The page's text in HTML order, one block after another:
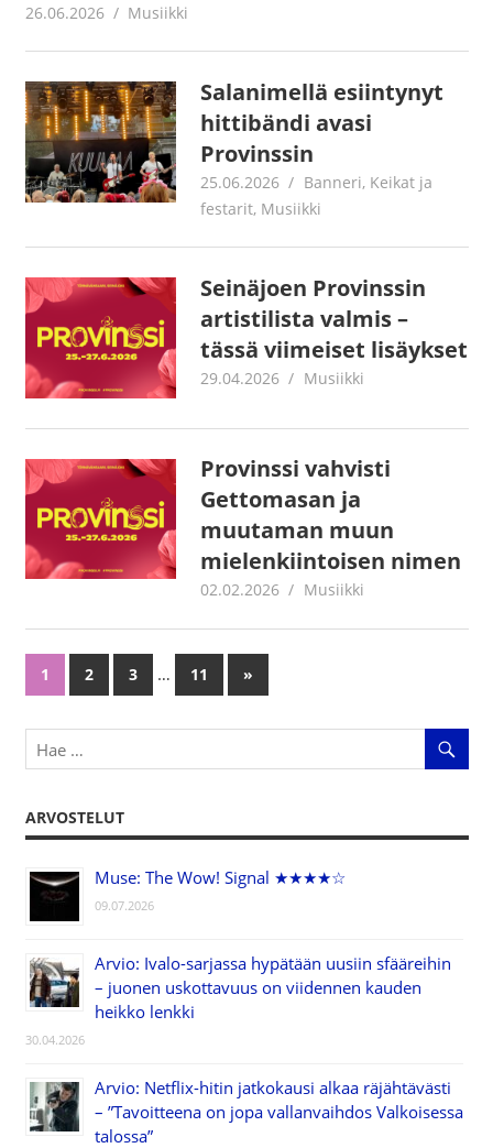
26.06.2026 Juha Kaunisto
Musiikki
Salanimellä esiintynyt
hittibändi avasi
Provinssin
25.06.2026 Jouni Hirn
Banneri, Keikat ja
festarit, Musiikki
Seinäjoen Provinssin
artistilista valmis –
tässä viimeiset lisäykset
29.04.2026 Juha Kaunisto
Musiikki
Provinssi vahvisti
Gettomasan ja
muutaman muun
mielenkiintoisen nimen
02.02.2026 Juha Kaunisto
Musiikki
Artikkelien
selaus
1 2 3 … 11
Next
Posts
»
ARVOSTELUT
Muse: The Wow! Signal ★★★★☆
09.07.2026
Arvio: Ivalo-sarjassa hypätään uusiin sfääreihin
– juonen uskottavuus on viidennen kauden
heikko lenkki
30.04.2026
Arvio: Netflix-hitin jatkokausi alkaa räjähtävästi
– ”Tavoitteena on jopa vallanvaihdos Valkoisessa
talossa”